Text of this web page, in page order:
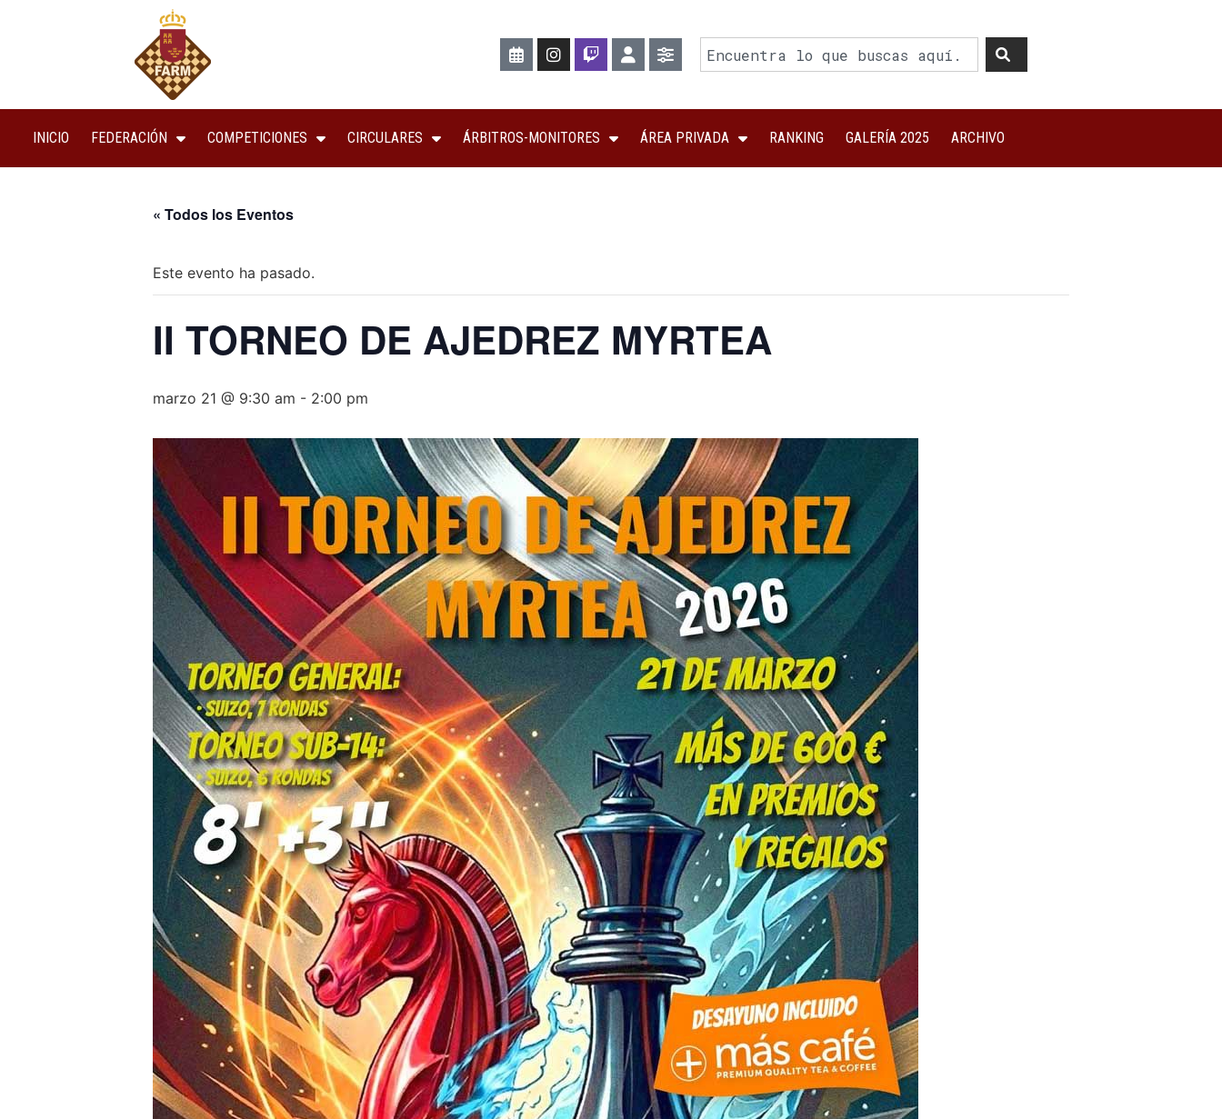
INICIO FEDERACIÓN COMPETICIONES CIRCULARES ÁRBITROS-MONITORES ÁREA PRIVADA RANKING GALERÍA 2025 ARCHIVO
« Todos los Eventos
Este evento ha pasado.
II TORNEO DE AJEDREZ MYRTEA
marzo 21 @ 9:30 am - 2:00 pm